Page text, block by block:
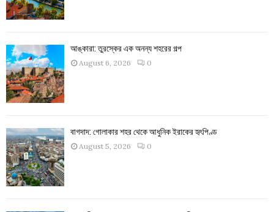
আঙ্কারা: তুরস্কের এক অনন্য শহরের গল্প
August 6, 2026 0
বাগদাদ: গোলাকার শহর থেকে আধুনিক ইরাকের হৃৎপিণ্ড
August 5, 2026 0